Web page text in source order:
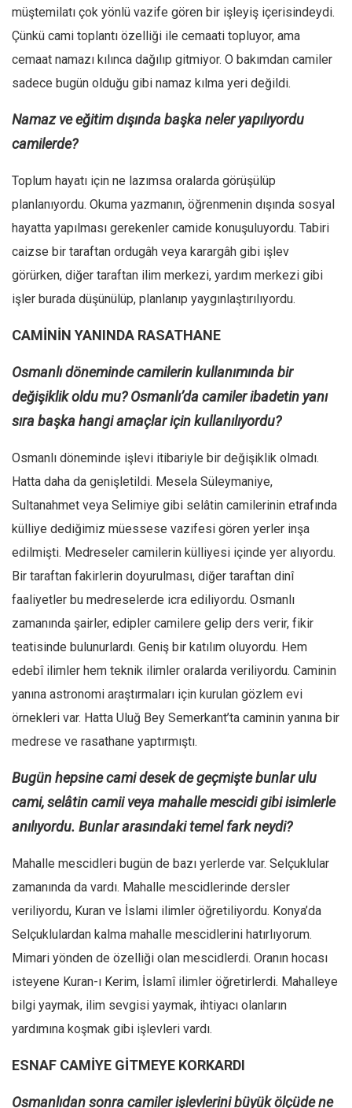
İslam Dünyası
Amerika
Avustralya
Düşünce
müştemilatı çok yönlü vazife gören bir işleyiş içerisindeydi.
Çünkü cami toplantı özelliği ile cemaati topluyor, ama
cemaat namazı kılınca dağılıp gitmiyor. O bakımdan camiler
sadece bugün olduğu gibi namaz kılma yeri değildi.
Namaz ve eğitim dışında başka neler yapılıyordu
camilerde?
Toplum hayatı için ne lazımsa oralarda görüşülüp
planlanıyordu. Okuma yazmanın, öğrenmenin dışında sosyal
hayatta yapılması gerekenler camide konuşuluyordu. Tabiri
caizse bir taraftan ordugâh veya karargâh gibi işlev
görürken, diğer taraftan ilim merkezi, yardım merkezi gibi
işler burada düşünülüp, planlanıp yaygınlaştırılıyordu.
CAMİNİN YANINDA RASATHANE
Osmanlı döneminde camilerin kullanımında bir
değişiklik oldu mu? Osmanlı’da camiler ibadetin yanı
sıra başka hangi amaçlar için kullanılıyordu?
Osmanlı döneminde işlevi itibariyle bir değişiklik olmadı.
Hatta daha da genişletildi. Mesela Süleymaniye,
Sultanahmet veya Selimiye gibi selâtin camilerinin etrafında
külliye dediğimiz müessese vazifesi gören yerler inşa
edilmişti. Medreseler camilerin külliyesi içinde yer alıyordu.
Bir taraftan fakirlerin doyurulması, diğer taraftan dinî
faaliyetler bu medreselerde icra ediliyordu. Osmanlı
zamanında şairler, edipler camilere gelip ders verir, fikir
teatisinde bulunurlardı. Geniş bir katılım oluyordu. Hem
edebî ilimler hem teknik ilimler oralarda veriliyordu. Caminin
yanına astronomi araştırmaları için kurulan gözlem evi
örnekleri var. Hatta Uluğ Bey Semerkant’ta caminin yanına bir
medrese ve rasathane yaptırmıştı.
Bugün hepsine cami desek de geçmişte bunlar ulu
cami, selâtin camii veya mahalle mescidi gibi isimlerle
anılıyordu. Bunlar arasındaki temel fark neydi?
Mahalle mescidleri bugün de bazı yerlerde var. Selçuklular
zamanında da vardı. Mahalle mescidlerinde dersler
veriliyordu, Kuran ve İslami ilimler öğretiliyordu. Konya’da
Selçuklulardan kalma mahalle mescidlerini hatırlıyorum.
Mimari yönden de özelliği olan mescidlerdi. Oranın hocası
isteyene Kuran-ı Kerim, İslamî ilimler öğretirlerdi. Mahalleye
bilgi yaymak, ilim sevgisi yaymak, ihtiyacı olanların
yardımına koşmak gibi işlevleri vardı.
ESNAF CAMİYE GİTMEYE KORKARDI
Osmanlıdan sonra camiler işlevlerini büyük ölçüde ne